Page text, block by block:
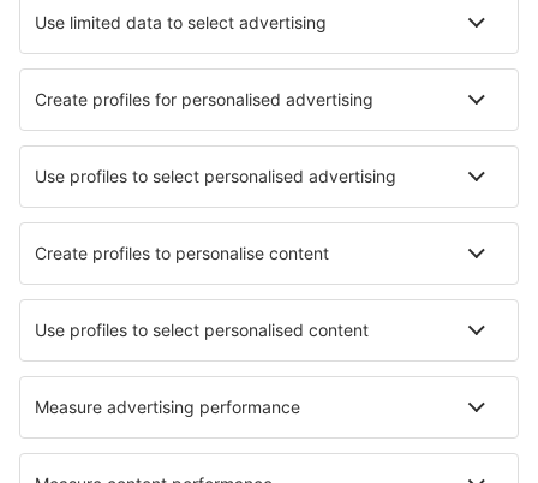
Hoteluri în Mount Pleasant
Cele mai bune hoteluri - orașe
Hoteluri în Platten Hoteluri în Harrington
Hoteluri în Raspenava Hoteluri în Le Buisson de Cadoin
Hoteluri în Montigny-Le-Tilleul Hoteluri în Kilyos
Hoteluri în Suche k. Zakopanego Hoteluri în Hodosa
Cele mai bune hoteluri - regiuni
Hoteluri la Munții Stâncoși Hoteluri în Insulele Hawaii